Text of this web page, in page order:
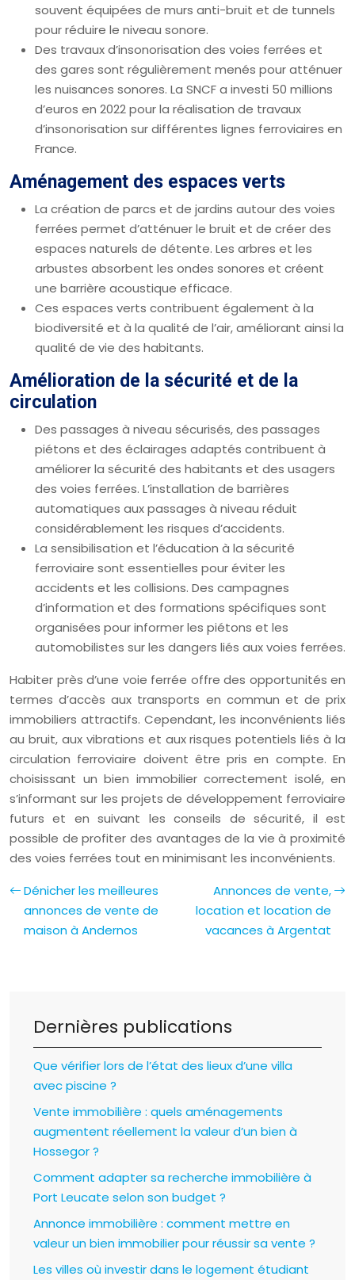
souvent équipées de murs anti-bruit et de tunnels
pour réduire le niveau sonore.
Des travaux d’insonorisation des voies ferrées et
des gares sont régulièrement menés pour atténuer
les nuisances sonores. La SNCF a investi 50 millions
d’euros en 2022 pour la réalisation de travaux
d’insonorisation sur différentes lignes ferroviaires en
France.
Aménagement des espaces verts
La création de parcs et de jardins autour des voies
ferrées permet d’atténuer le bruit et de créer des
espaces naturels de détente. Les arbres et les
arbustes absorbent les ondes sonores et créent
une barrière acoustique efficace.
Ces espaces verts contribuent également à la
biodiversité et à la qualité de l’air, améliorant ainsi la
qualité de vie des habitants.
Amélioration de la sécurité et de la
circulation
Des passages à niveau sécurisés, des passages
piétons et des éclairages adaptés contribuent à
améliorer la sécurité des habitants et des usagers
des voies ferrées. L’installation de barrières
automatiques aux passages à niveau réduit
considérablement les risques d’accidents.
La sensibilisation et l’éducation à la sécurité
ferroviaire sont essentielles pour éviter les
accidents et les collisions. Des campagnes
d’information et des formations spécifiques sont
organisées pour informer les piétons et les
automobilistes sur les dangers liés aux voies ferrées.
Habiter près d’une voie ferrée offre des opportunités en
termes d’accès aux transports en commun et de prix
immobiliers attractifs. Cependant, les inconvénients liés
au bruit, aux vibrations et aux risques potentiels liés à la
circulation ferroviaire doivent être pris en compte. En
choisissant un bien immobilier correctement isolé, en
s’informant sur les projets de développement ferroviaire
futurs et en suivant les conseils de sécurité, il est
possible de profiter des avantages de la vie à proximité
des voies ferrées tout en minimisant les inconvénients.
Dénicher les meilleures
annonces de vente de
maison à Andernos
Annonces de vente,
location et location de
vacances à Argentat
Dernières publications
Que vérifier lors de l’état des lieux d’une villa
avec piscine ?
Vente immobilière : quels aménagements
augmentent réellement la valeur d’un bien à
Hossegor ?
Comment adapter sa recherche immobilière à
Port Leucate selon son budget ?
Annonce immobilière : comment mettre en
valeur un bien immobilier pour réussir sa vente ?
Les villes où investir dans le logement étudiant